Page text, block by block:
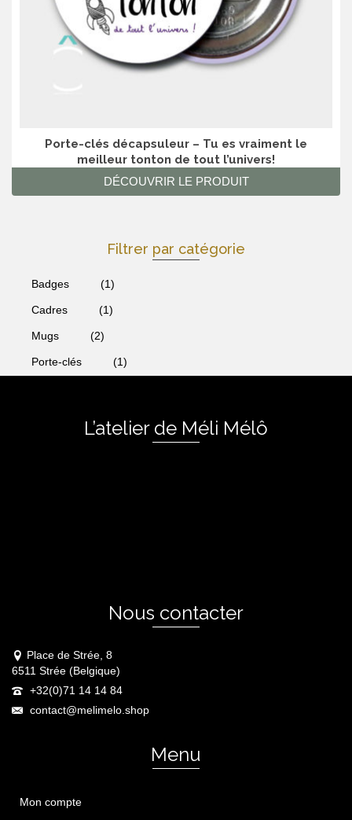
Porte-clés décapsuleur – Tu es vraiment le
meilleur tonton de tout l’univers!
DÉCOUVRIR LE PRODUIT
Filtrer par catégorie
Badges (1)
Cadres (1)
Mugs (2)
Porte-clés (1)
L’atelier de Méli Mélô
Nous contacter
Place de Strée, 8
6511 Strée (Belgique)
+32(0)71 14 14 84
contact@melimelo.shop
Menu
Mon compte